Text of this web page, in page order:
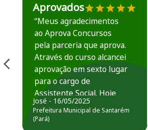
Aprovados
“Meus agradecimentos
ao Aprova Concursos
pela parceria que aprova.
Através do curso alcancei
aprovação em sexto lugar
para o cargo de
Assistente Social. Hoje
estou atuando na
Prefeitura de Santarém.
José - 16/05/2025
Prefeitura Municipal de Santarém
(Pará)